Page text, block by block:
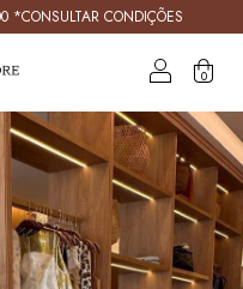
*CONSULTAR CONDIÇÕES
0